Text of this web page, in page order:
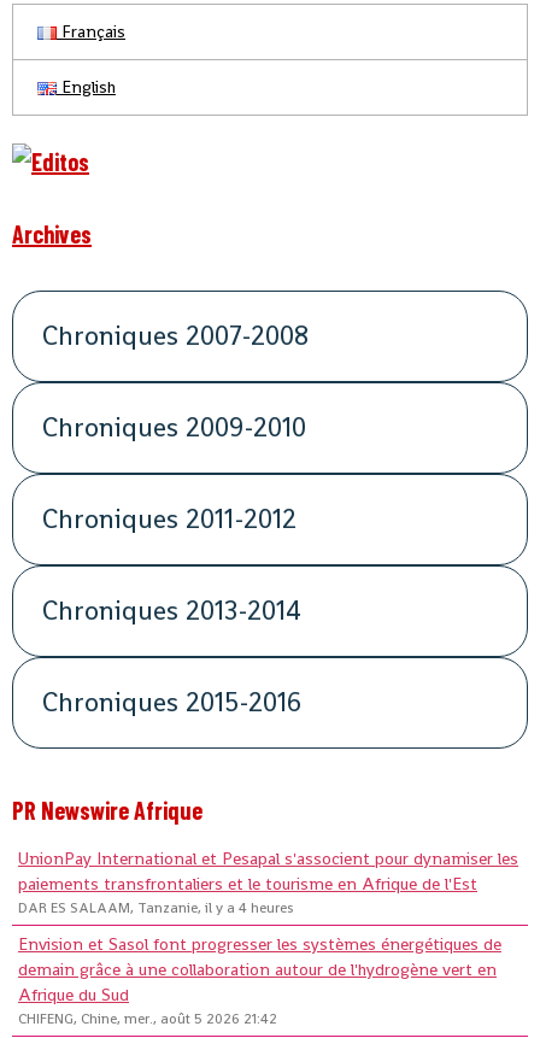
Français
English
Archives
Chroniques 2007-2008
Chroniques 2009-2010
Chroniques 2011-2012
Chroniques 2013-2014
Chroniques 2015-2016
PR Newswire Afrique
UnionPay International et Pesapal s'associent pour dynamiser les
paiements transfrontaliers et le tourisme en Afrique de l'Est
DAR ES SALAAM, Tanzanie, il y a 4 heures
Envision et Sasol font progresser les systèmes énergétiques de
demain grâce à une collaboration autour de l'hydrogène vert en
Afrique du Sud
CHIFENG, Chine, mer., août 5 2026 21:42